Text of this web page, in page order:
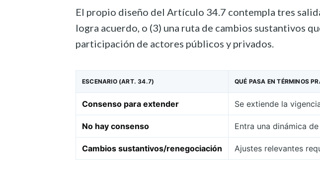
El propio diseño del Artículo 34.7 contempla tres
logra acuerdo, o (3) una ruta de cambios sustantivos
participación de actores públicos y privados.
ESCENARIO (ART. 34.7) QUÉ PASA EN TÉRMINOS
Consenso para extender Se extiende la
No hay consenso Entra una dinámica de
Cambios sustantivos/renegociación Ajustes relevantes